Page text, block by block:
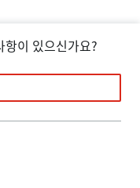
이 있으신가요?